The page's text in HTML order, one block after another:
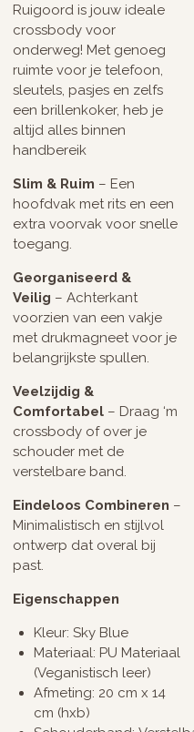
Ruigoord is jouw ideale
crossbody voor
onderweg! Met genoeg
ruimte voor je telefoon,
sleutels, pasjes en zelfs
een brillenkoker, heb je
altijd alles binnen
handbereik
Slim & Ruim – Een
hoofdvak met rits en een
extra voorvak voor snelle
toegang.
Georganiseerd &
Veilig – Achterkant
voorzien van een vakje
met drukmagneet voor je
belangrijkste spullen.
Veelzijdig &
Comfortabel – Draag ‘m
crossbody of over je
schouder met de
verstelbare band.
Eindeloos Combineren –
Minimalistisch en stijlvol
ontwerp dat overal bij
past.
Eigenschappen
Kleur: Sky Blue
Materiaal: PU Materiaal
(Veganistisch leer)
Afmeting: 20 cm x 14
cm (hxb)